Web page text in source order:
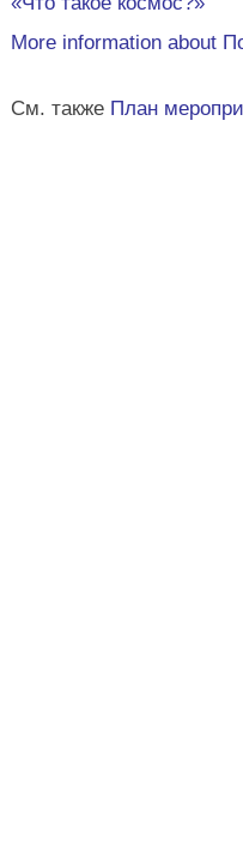
More information about
См. также План